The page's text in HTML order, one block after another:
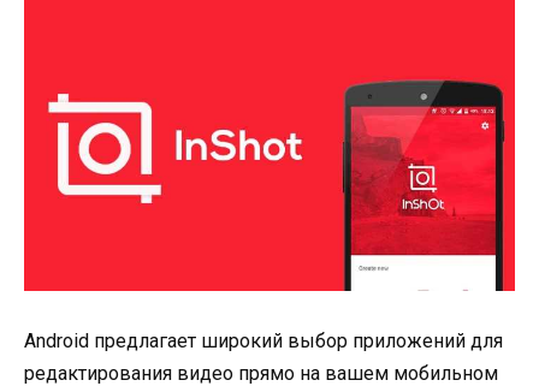
Android предлагает широкий выбор приложений для
редактирования видео прямо на вашем мобильном